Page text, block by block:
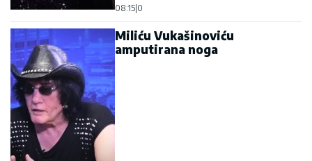
08:15|0
Miliću Vukašinoviću
amputirana noga